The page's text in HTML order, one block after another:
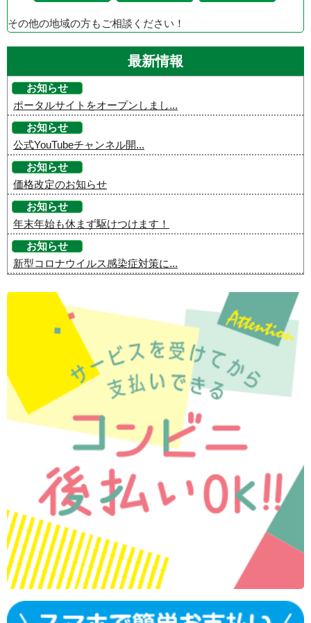
その他の地域の方もご相談ください！
最新情報
お知らせ
ポータルサイトをオープンしまし...
お知らせ
公式YouTubeチャンネル開...
お知らせ
価格改定のお知らせ
お知らせ
年末年始も休まず駆けつけます！
お知らせ
新型コロナウイルス感染症対策に...